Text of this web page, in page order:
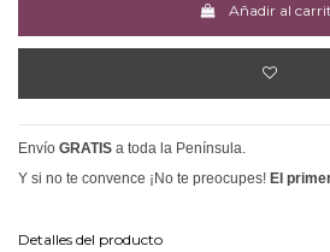
Añadir al
Envío GRATIS a toda la Península.
Y si no te convence ¡No te preocupes! El
Detalles del producto